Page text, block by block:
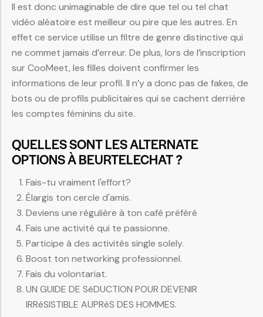
Il est donc unimaginable de dire que tel ou tel chat
vidéo aléatoire est meilleur ou pire que les autres. En
effet ce service utilise un filtre de genre distinctive qui
ne commet jamais d’erreur. De plus, lors de l’inscription
sur CooMeet, les filles doivent confirmer les
informations de leur profil. Il n’y a donc pas de fakes, de
bots ou de profils publicitaires qui se cachent derrière
les comptes féminins du site.
QUELLES SONT LES ALTERNATE
OPTIONS À BEURTELECHAT ?
Fais-tu vraiment l'effort?
Élargis ton cercle d'amis.
Deviens une régulière à ton café préféré
Fais une activité qui te passionne.
Participe à des activités single solely.
Boost ton networking professionnel.
Fais du volontariat.
UN GUIDE DE SéDUCTION POUR DEVENIR
IRRéSISTIBLE AUPRèS DES HOMMES.